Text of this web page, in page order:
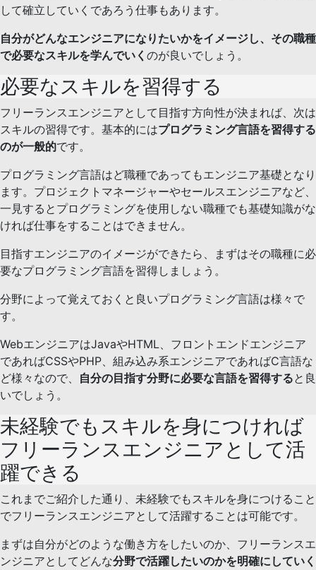
して確立していくであろう仕事もあります。
自分がどんなエンジニアになりたいかをイメージし、その職種
で必要なスキルを学んでいく のが良いでしょう。
必要なスキルを習得する
フリーランスエンジニアとして目指す方向性が決まれば、次は
スキルの習得です。基本的にはプログラミング言語を習得する
のが一般的です。
プログラミング言語はど職種であってもエンジニア基礎となり
ます。プロジェクトマネージャーやセールスエンジニアなど、
一見するとプログラミングを使用しない職種でも基礎知識がな
ければ仕事をすることはできません。
目指すエンジニアのイメージができたら、まずはその職種に必
要なプログラミング言語を習得しましょう。
分野によって覚えておくと良いプログラミング言語は様々で
す。
WebエンジニアはJavaやHTML、フロントエンドエンジニア
であればCSSやPHP、組み込み系エンジニアであればC言語な
ど様々なので、 自分の目指す分野に必要な言語を習得すると良
いでしょう。
未経験でもスキルを身につければ
フリーランスエンジニアとして活
躍できる
これまでご紹介した通り、未経験でもスキルを身につけること
でフリーランスエンジニアとして活躍することは可能です。
まずは自分がどのような働き方をしたいのか、フリーランスエ
ンジニアとしてどんな分野で活躍したいのかを明確にしていく